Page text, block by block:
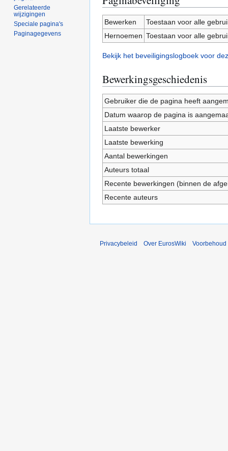
Bewerken
Toestaan voor alle
Hernoemen Toestaan voor alle
Bekijk het beveiligingslogboek voor
Bewerkingsgeschiedenis
Gebruiker die de pagina heeft
Datum waarop de pagina is
Laatste bewerker
Laatste bewerking
Aantal bewerkingen
Auteurs totaal
Recente bewerkingen (binnen de
Recente auteurs
Gerelateerde
wijzigingen
Speciale pagina's
Paginagegevens
Privacybeleid Over EurosWiki Voorbehoud